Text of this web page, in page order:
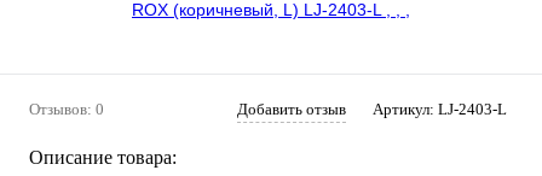
Отзывов: 0 Добавить отзыв Артикул: LJ-2403-L
Описание товара: